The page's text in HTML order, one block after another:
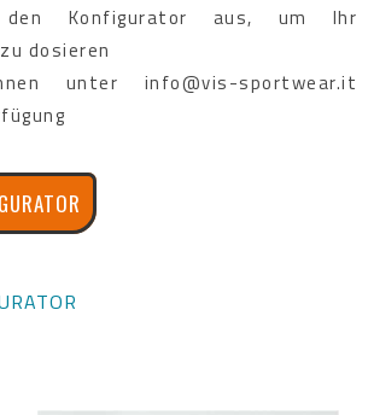
den Konfigurator aus, um Ihr
dosieren
unter info@vis-sportwear.it